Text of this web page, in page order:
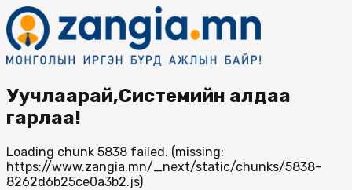
Уучлаарай,Системийн алдаа
гарлаа!
Loading chunk 5838 failed. (missing:
https://www.zangia.mn/_next/static/chunks/5838-
8262d6b25ce0a3b2.js)